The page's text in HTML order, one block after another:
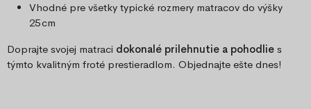
Vhodné pre všetky typické rozmery matracov do výšky
25 cm
Doprajte svojej matraci dokonalé prilehnutie a pohodlie s
týmto kvalitným froté prestieradlom. Objednajte ešte dnes!